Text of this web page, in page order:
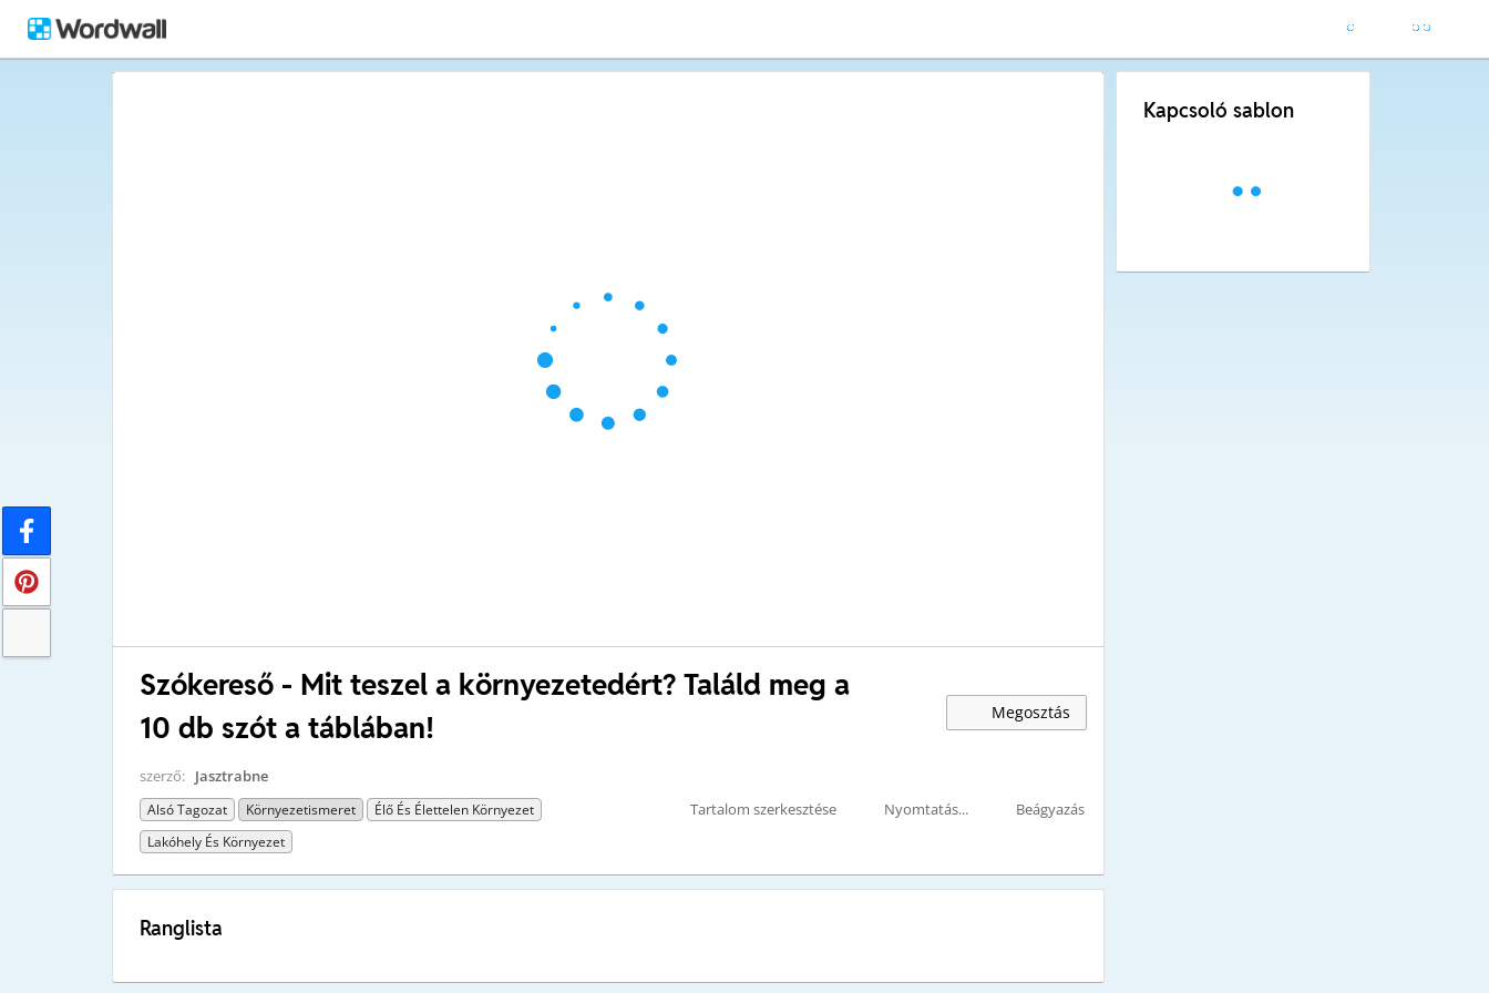
Szókereső - Mit teszel a környezetedért? Találd meg a
10 db szót a táblában!
Megosztás
szerző: Jasztrabne
Alsó Tagozat Környezetismeret
Élő És Élettelen Környezet
Lakóhely És Környezet
Tartalom szerkesztése Nyomtatás... Beágyazás
Ranglista
Kapcsoló sablon